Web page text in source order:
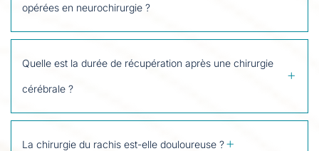
opérées en neurochirurgie ?
Quelle est la durée de récupération après une chirurgie
cérébrale ?
La chirurgie du rachis est-elle douloureuse ?